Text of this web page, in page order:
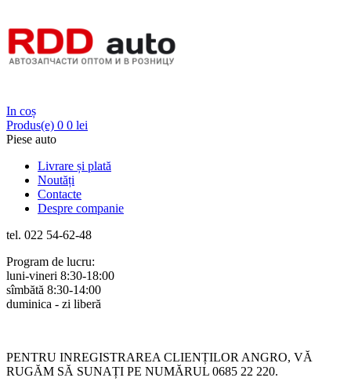
In coș
Produs(e) 0 0 lei
Piese auto
Livrare și plată
Noutăți
Contacte
Despre companie
tel. 022 54-62-48
Program de lucru:
luni-vineri 8:30-18:00
sîmbătă 8:30-14:00
duminica - zi liberă
PENTRU INREGISTRAREA CLIENȚILOR ANGRO, VĂ
RUGĂM SĂ SUNAȚI PE NUMĂRUL 0685 22 220.